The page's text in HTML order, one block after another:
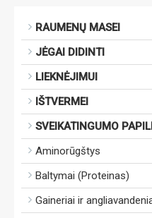
RAUMENŲ MASEI
JĖGAI DIDINTI
LIEKNĖJIMUI
IŠTVERMEI
SVEIKATINGUMO
Aminorūgštys
Baltymai (Proteinas)
Gaineriai ir